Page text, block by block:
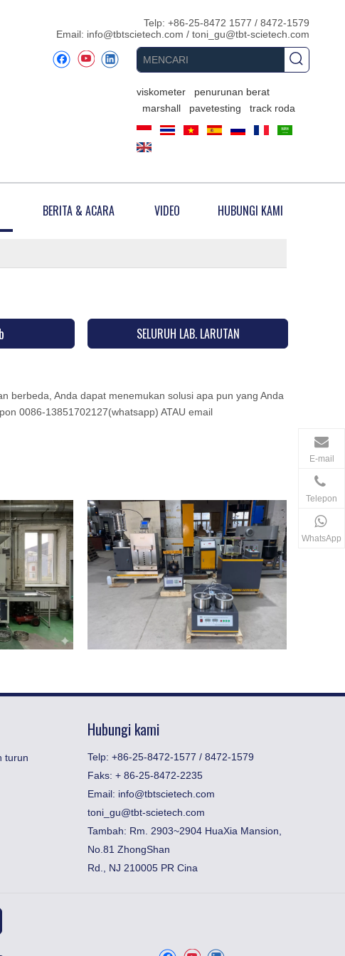
Telp: +86-25-8472 1577 / 8472-1579
Email: info@tbtscietech.com / toni_gu@tbt-scietech.com
viskometer
penurunan berat
marshall
pavetesting track roda
BERITA & ACARA VIDEO HUBUNGI KAMI
SELURUH LAB. LARUTAN
berbeda, Anda dapat menemukan solusi apa pun yang Anda
0086-13851702127(whatsapp) ATAU email
turun
Hubungi kami
Telp: +86-25-8472-1577 / 8472-1579
Faks: ​+ 86-25-8472-2235
Email: info@tbtscietech.com
toni_gu@tbt-scietech.com
Tambah: Rm. 2903~2904 HuaXia Mansion,
No.81 ZhongShan
Rd., NJ 210005 PR Cina
E-mail
Telepon
WhatsApp